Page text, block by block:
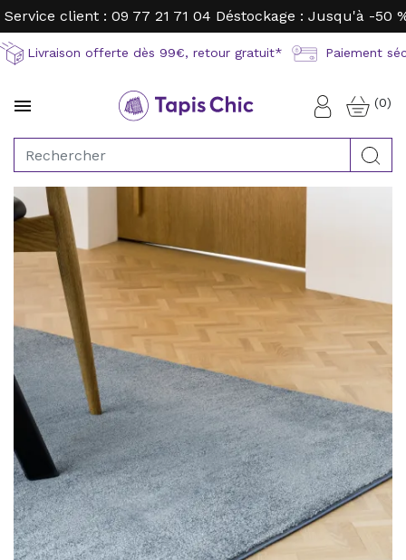
Service client : 09 77 21 71 04 Déstockage : Jusqu'à -50
Livraison offerte dès 99€, retour gratuit* Paiement
 Connexion
(0)